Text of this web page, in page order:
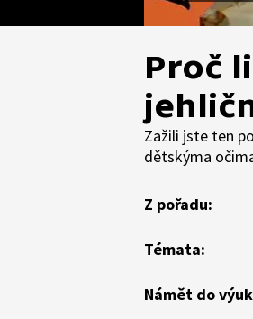
Proč
Zažili jste ten
dětskýma
Z pořadu:
Témata:
Námět do